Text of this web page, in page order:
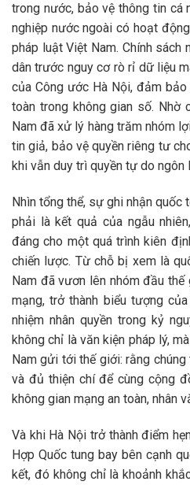
trong nước, bảo vệ thông tin cá
nghiệp nước ngoài có hoạt
pháp luật Việt Nam. Chính sách
dân trước nguy cơ rò rỉ dữ liệu
của Công ước Hà Nội, đảm
toàn trong không gian số. Nhờ
Nam đã xử lý hàng trăm nhóm
tin giả, bảo vệ quyền riêng tư
khi vẫn duy trì quyền tự do ngôn
Nhìn tổng thể, sự ghi nhận quốc
phải là kết quả của ngẫu
đáng cho một quá trình kiên
chiến lược. Từ chỗ bị xem là
Nam đã vươn lên nhóm đầu
mạng, trở thành biểu tượng
nhiệm nhân quyền trong kỷ
không chỉ là văn kiện pháp lý,
Nam gửi tới thế giới: rằng
và đủ thiện chí để cùng cộng
không gian mạng an toàn, nhân
Và khi Hà Nội trở thành điểm
Hợp Quốc tung bay bên cạnh
kết, đó không chỉ là khoảnh